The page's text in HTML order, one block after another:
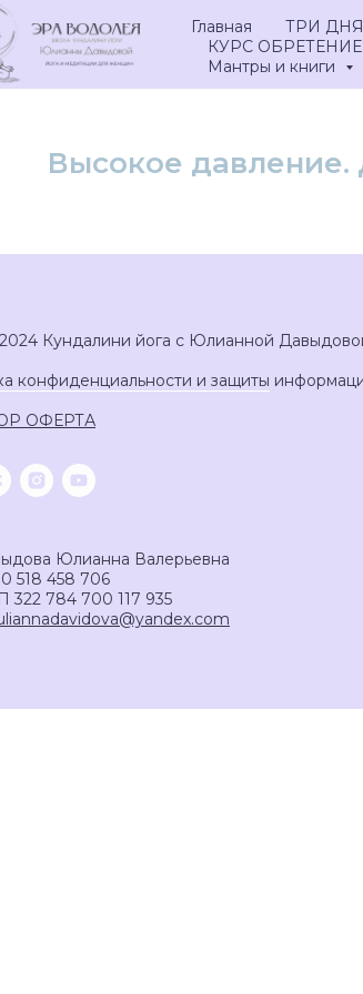
Главная
ТРИ
КУРС
Мантры и книги
Высокое давление.
Кундалини йога с Юлианной
конфиденциальности и защиты
ОФЕРТА
Юлианна Валерьевна
518 458 706
784 700 117 935